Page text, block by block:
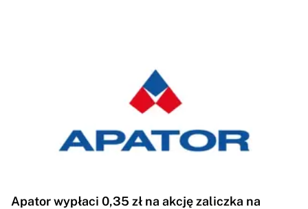
Apator wypłaci 0,35 zł na akcję zaliczka na